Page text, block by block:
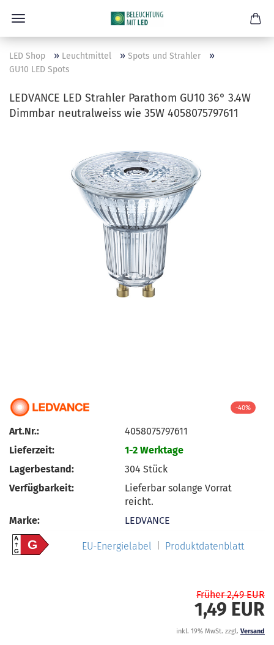
LED Shop » Leuchtmittel » Spots und Strahler »
GU10 LED Spots
LEDVANCE LED Strahler Parathom GU10 36° 3.4W
Dimmbar neutralweiss wie 35W 4058075797611
Art.Nr.:
4058075797611
Lieferzeit:
1-2 Werktage
Lagerbestand:
304Stück
Verfügbarkeit:
Lieferbar solange Vorrat
reicht.
Marke:
LEDVANCE
A
GG EU-Energielabel Produktdatenblatt
-40%
Früher 2,49 EUR
1,49 EUR
inkl. 19% MwSt. zzgl. Versand